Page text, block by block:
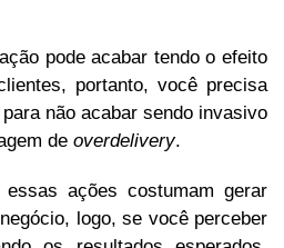
pode acabar tendo o efeito
portanto, você precisa
não acabar sendo invasivo
de overdelivery.
essas ações costumam gerar
logo, se você perceber